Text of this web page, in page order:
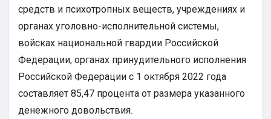
средств и психотропных веществ, учреждениях и
органах уголовно-исполнительной системы,
войсках национальной гвардии Российской
Федерации, органах принудительного исполнения
Российской Федерации с 1 октября 2022 года
составляет 85,47 процента от размера указанного
денежного довольствия.